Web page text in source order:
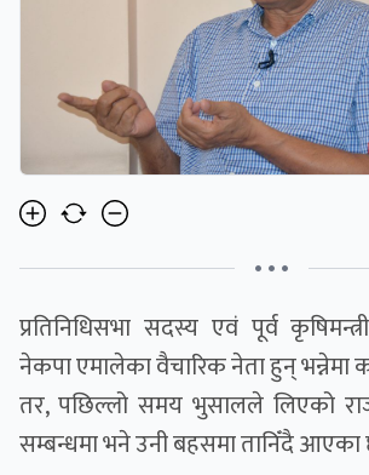
• • •
प्रतिनिधिसभा सदस्य एवं पूर्व
नेकपा एमालेका वैचारिक नेता हुन् भन्नेमा
तर, पछिल्लो समय भुसालले लिएको
सम्बन्धमा भने उनी बहसमा तानिँदै आएका